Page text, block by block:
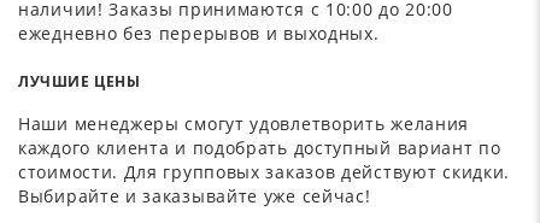
наличии! Заказы принимаются с 10:00 до 20:00
ежедневно без перерывов и выходных.
ЛУЧШИЕ ЦЕНЫ
Наши менеджеры смогут удовлетворить желания
каждого клиента и подобрать доступный вариант по
стоимости. Для групповых заказов действуют скидки.
Выбирайте и заказывайте уже сейчас!